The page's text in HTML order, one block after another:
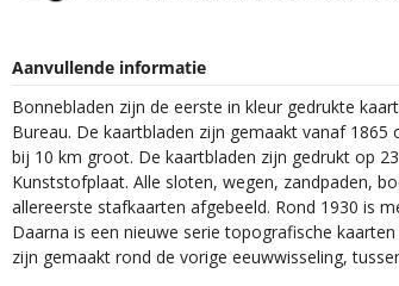
Aanvullende informatie
Bonnebladen zijn de eerste in kleur gedrukte
Bureau. De kaartbladen zijn gemaakt vanaf 1865
bij 10 km groot. De kaartbladen zijn gedrukt op
Kunststofplaat. Alle sloten, wegen, zandpaden,
allereerste stafkaarten afgebeeld. Rond 1930 is
Daarna is een nieuwe serie topografische
zijn gemaakt rond de vorige eeuwwisseling,